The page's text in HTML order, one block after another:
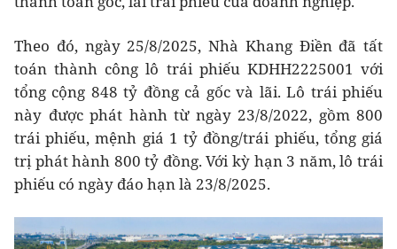
Theo đó, ngày 25/8/2025, Nhà Khang Điền đã tất
toán thành công lô trái phiếu KDHH2225001 với
tổng cộng 848 tỷ đồng cả gốc và lãi. Lô trái phiếu
này được phát hành từ ngày 23/8/2022, gồm 800
trái phiếu, mệnh giá 1 tỷ đồng/trái phiếu, tổng giá
trị phát hành 800 tỷ đồng. Với kỳ hạn 3 năm, lô trái
phiếu có ngày đáo hạn là 23/8/2025.